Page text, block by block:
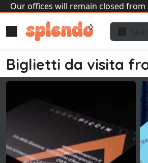
Our offices will remain closed
Biglietti da visita